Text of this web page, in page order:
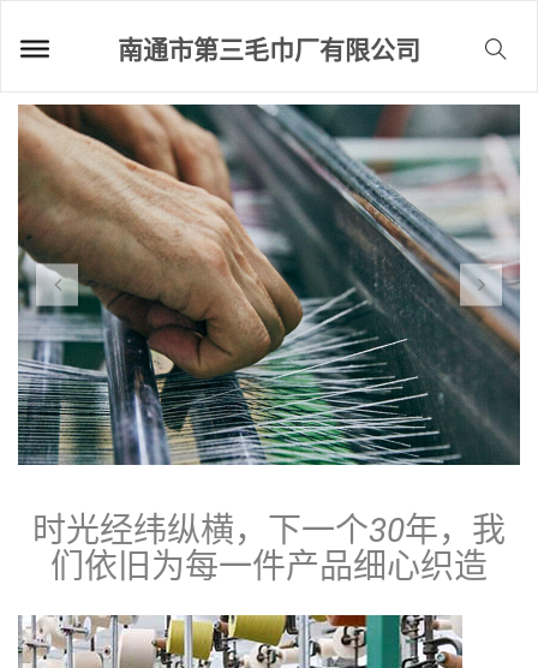
南通市第三毛巾厂有限公司
时光经纬纵横，下一个30年，我
们依旧为每一件产品细心织造